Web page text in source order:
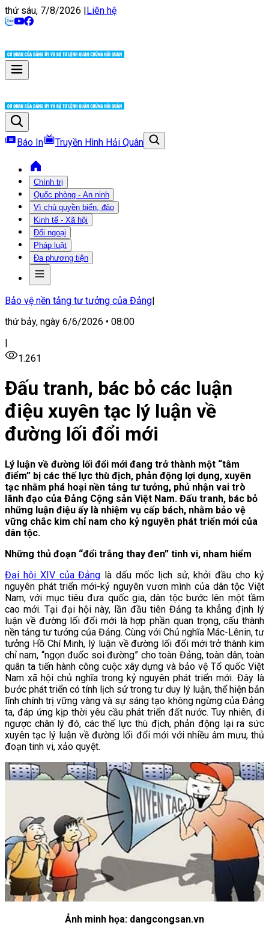
thứ sáu, 7/8/2026 |Liên hệ
Báo In Truyền Hình Hải Quân
Chính trị
Quốc phòng - An ninh
Vì chủ quyền biển, đảo
Kinh tế - Xã hội
Đối ngoại
Pháp luật
Đa phương tiện
Bảo vệ nền tảng tư tưởng của Đảng|
thứ bảy, ngày 6/6/2026 • 08:00
|
1.261
Đấu tranh, bác bỏ các luận
điệu xuyên tạc lý luận về
đường lối đổi mới
Lý luận về đường lối đổi mới đang trở thành một “tâm
điểm” bị các thế lực thù địch, phản động lợi dụng, xuyên
tạc nhằm phá hoại nền tảng tư tưởng, phủ nhận vai trò
lãnh đạo của Đảng Cộng sản Việt Nam. Đấu tranh, bác bỏ
những luận điệu ấy là nhiệm vụ cấp bách, nhằm bảo vệ
vững chắc kim chỉ nam cho kỷ nguyên phát triển mới của
dân tộc.
Những thủ đoạn “đổi trắng thay đen” tinh vi, nham hiểm
Đại hội XIV của Đảng là dấu mốc lịch sử, khởi đầu cho kỷ
nguyên phát triển mới-kỷ nguyên vươn mình của dân tộc Việt
Nam, với mục tiêu đưa quốc gia, dân tộc bước lên một tầm
cao mới. Tại đại hội này, lần đầu tiên Đảng ta khẳng định lý
luận về đường lối đổi mới là hợp phần quan trọng, cấu thành
nền tảng tư tưởng của Đảng. Cùng với Chủ nghĩa Mác-Lênin, tư
tưởng Hồ Chí Minh, lý luận về đường lối đổi mới trở thành kim
chỉ nam, “ngọn đuốc soi đường” cho toàn Đảng, toàn dân, toàn
quân ta tiến hành công cuộc xây dựng và bảo vệ Tổ quốc Việt
Nam xã hội chủ nghĩa trong kỷ nguyên phát triển mới. Đây là
bước phát triển có tính lịch sử trong tư duy lý luận, thể hiện bản
lĩnh chính trị vững vàng và sự sáng tạo không ngừng của Đảng
ta, đáp ứng kịp thời yêu cầu phát triển đất nước. Tuy nhiên, đi
ngược chân lý đó, các thế lực thù địch, phản động lại ra sức
xuyên tạc lý luận về đường lối đổi mới với nhiều âm mưu, thủ
đoạn tinh vi, xảo quyệt.
Ảnh minh họa: dangcongsan.vn